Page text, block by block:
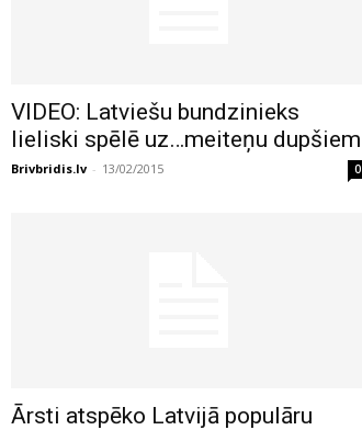
VIDEO: Latviešu bundzinieks
lieliski spēlē uz…meiteņu dupšiem
Brivbridis.lv - 13/02/2015 0
Ārsti atspēko Latvijā populāru